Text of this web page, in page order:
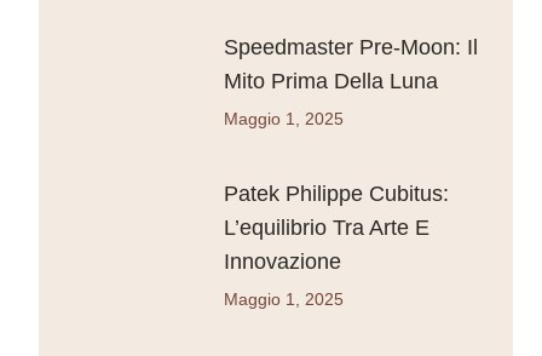
Speedmaster Pre-Moon: Il
Mito Prima Della Luna
Maggio 1, 2025
Patek Philippe Cubitus:
L’equilibrio Tra Arte E
Innovazione
Maggio 1, 2025